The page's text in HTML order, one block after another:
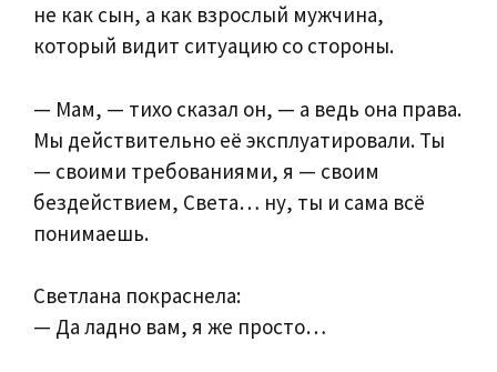
не как сын, а как взрослый мужчина,
который видит ситуацию со стороны.
— Мам, — тихо сказал он, — а ведь она права.
Мы действительно её эксплуатировали. Ты
— своими требованиями, я — своим
бездействием, Света… ну, ты и сама всё
понимаешь.
Светлана покраснела:
— Да ладно вам, я же просто…